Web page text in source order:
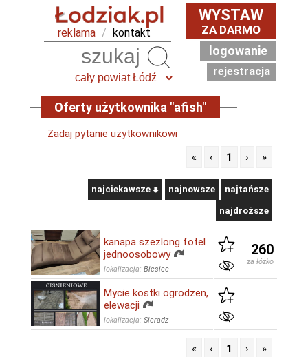
reklama / kontakt
WYSTAW
ZA DARMO
logowanie
rejestracja
Oferty użytkownika "afish"
Zadaj pytanie użytkownikowi
«
‹ 1 › »
najciekawsze najnowsze najtańsze
najdroższe
kanapa szezlong fotel
jednoosobowy
lokalizacja: Biesiec
260
za łóżko
Mycie kostki ogrodzen,
elewacji
lokalizacja: Sieradz
« ‹ 1 › »